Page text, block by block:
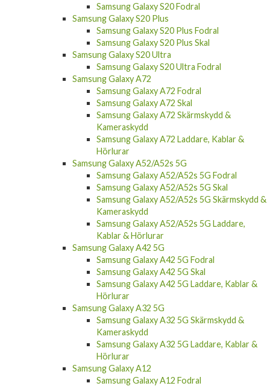
Samsung Galaxy S20 Fodral
Samsung Galaxy S20 Plus
Samsung Galaxy S20 Plus Fodral
Samsung Galaxy S20 Plus Skal
Samsung Galaxy S20 Ultra
Samsung Galaxy S20 Ultra Fodral
Samsung Galaxy A72
Samsung Galaxy A72 Fodral
Samsung Galaxy A72 Skal
Samsung Galaxy A72 Skärmskydd &
Kameraskydd
Samsung Galaxy A72 Laddare, Kablar &
Hörlurar
Samsung Galaxy A52/A52s 5G
Samsung Galaxy A52/A52s 5G Fodral
Samsung Galaxy A52/A52s 5G Skal
Samsung Galaxy A52/A52s 5G Skärmskydd &
Kameraskydd
Samsung Galaxy A52/A52s 5G Laddare,
Kablar & Hörlurar
Samsung Galaxy A42 5G
Samsung Galaxy A42 5G Fodral
Samsung Galaxy A42 5G Skal
Samsung Galaxy A42 5G Laddare, Kablar &
Hörlurar
Samsung Galaxy A32 5G
Samsung Galaxy A32 5G Skärmskydd &
Kameraskydd
Samsung Galaxy A32 5G Laddare, Kablar &
Hörlurar
Samsung Galaxy A12
Samsung Galaxy A12 Fodral